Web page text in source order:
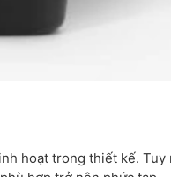
hoạt trong thiết kế. Tuy